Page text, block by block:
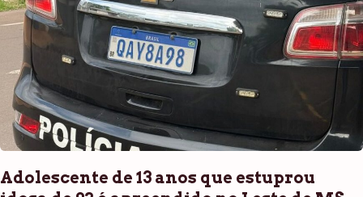
Adolescente de 13 anos que estuprou